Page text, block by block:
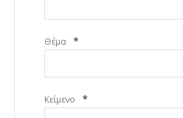
Θέμα *
Κείμενο *